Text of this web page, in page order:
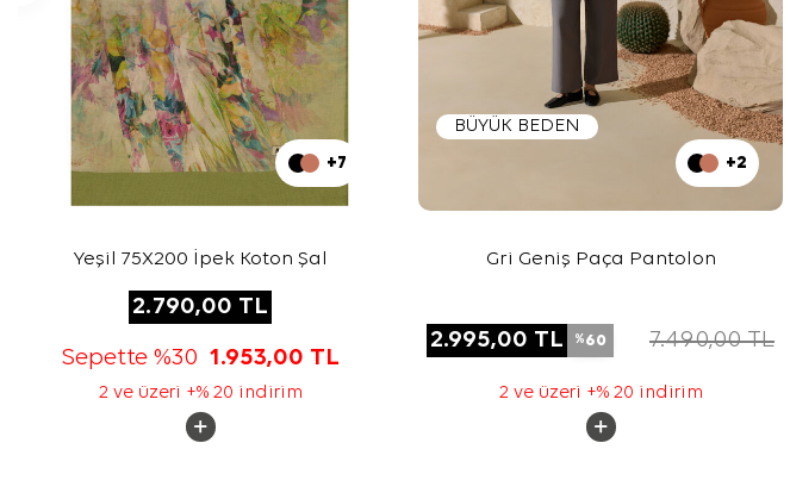
+7
Yeşil 75X200 İpek Koton Şal
2.790,00 TL
Sepette %30 1.953,00 TL
2 ve üzeri +% 20 indirim
BÜYÜK BEDEN
+2
Gri Geniş Paça Pantolon
2.995,00 TL %60 7.490,00TL
2 ve üzeri +% 20 indirim